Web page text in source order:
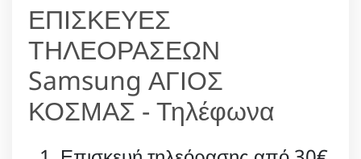
ΕΠΙΣΚΕΥΕΣ
ΤΗΛΕΟΡΑΣΕΩΝ
Samsung ΑΓΙΟΣ
ΚΟΣΜΑΣ - Τηλέφωνα